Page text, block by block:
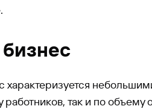
характеризуется
работников, так и по объему